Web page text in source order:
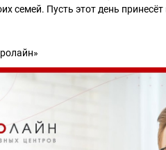
семей. Пусть этот день